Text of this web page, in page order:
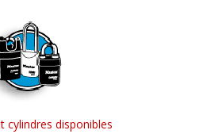
cylindres disponibles